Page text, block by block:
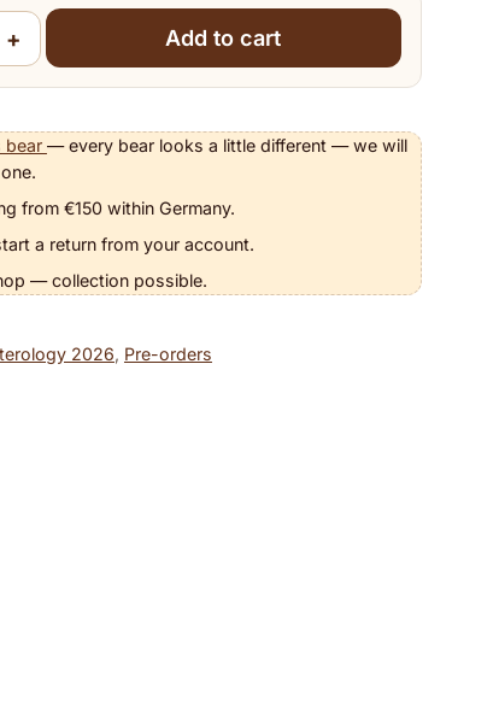
quantity
+ Add to cart
bear — every bear looks a little different — we will
from €150 within Germany.
a return from your account.
— collection possible.
2026, Pre-orders